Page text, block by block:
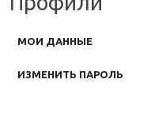
МОИ ДАННЫЕ
ИЗМЕНИТЬ ПАРОЛЬ